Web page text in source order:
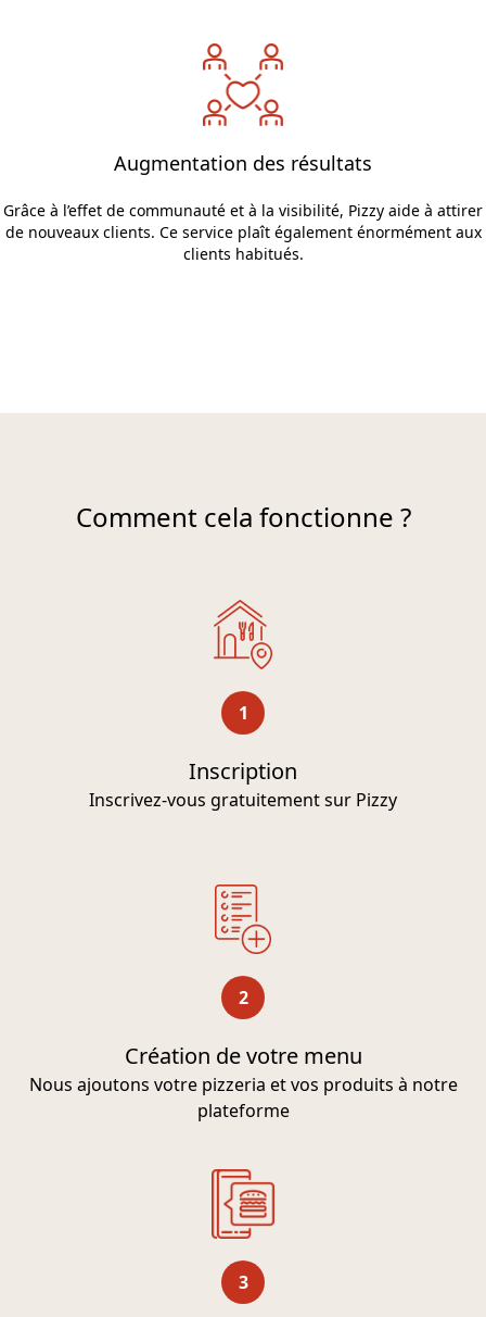
Augmentation des résultats
Grâce à l’effet de communauté et à la visibilité, Pizzy aide à attirer
de nouveaux clients. Ce service plaît également énormément aux
clients habitués.
Comment cela fonctionne ?
1
Inscription
Inscrivez-vous gratuitement sur Pizzy
2
Création de votre menu
Nous ajoutons votre pizzeria et vos produits à notre
plateforme
3